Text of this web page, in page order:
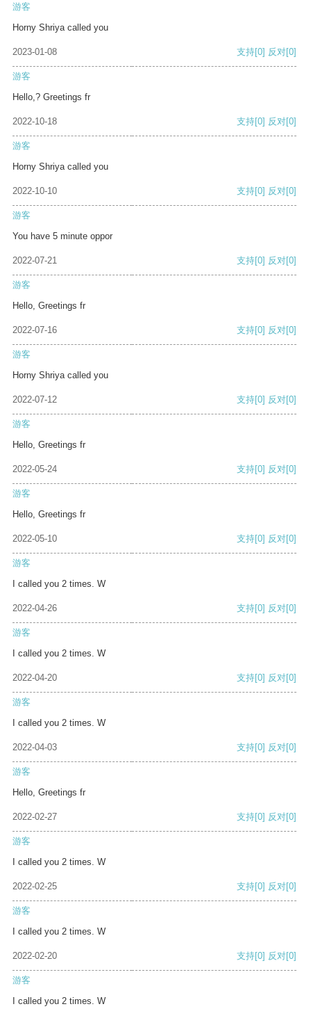
游客
Horny Shriya called you
2023-01-08 支持[0] 反对[0]
游客
Hello,? Greetings fr
2022-10-18 支持[0] 反对[0]
游客
Horny Shriya called you
2022-10-10 支持[0] 反对[0]
游客
You have 5 minute oppor
2022-07-21 支持[0] 反对[0]
游客
Hello, Greetings fr
2022-07-16 支持[0] 反对[0]
游客
Horny Shriya called you
2022-07-12 支持[0] 反对[0]
游客
Hello, Greetings fr
2022-05-24 支持[0] 反对[0]
游客
Hello, Greetings fr
2022-05-10 支持[0] 反对[0]
游客
I called you 2 times. W
2022-04-26 支持[0] 反对[0]
游客
I called you 2 times. W
2022-04-20 支持[0] 反对[0]
游客
I called you 2 times. W
2022-04-03 支持[0] 反对[0]
游客
Hello, Greetings fr
2022-02-27 支持[0] 反对[0]
游客
I called you 2 times. W
2022-02-25 支持[0] 反对[0]
游客
I called you 2 times. W
2022-02-20 支持[0] 反对[0]
游客
I called you 2 times. W